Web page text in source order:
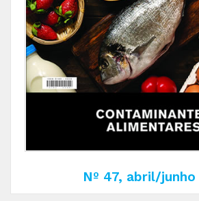
Nº 47, abril/junho